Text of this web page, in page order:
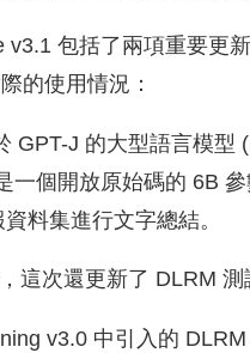
v3.1 包括了兩項重要更
的使用情況：
GPT-J 的大型語言模型
一個開放原始碼的 6B 參
料集進行文字總結。
這次還更新了 DLRM 測
v3.0 中引入的